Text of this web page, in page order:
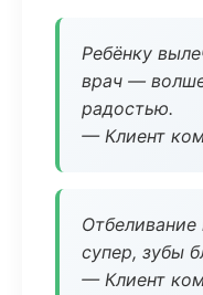
Ребёнку
врач —
радостью.
— Клиент
Отбеливание
супер, зубы
— Клиент